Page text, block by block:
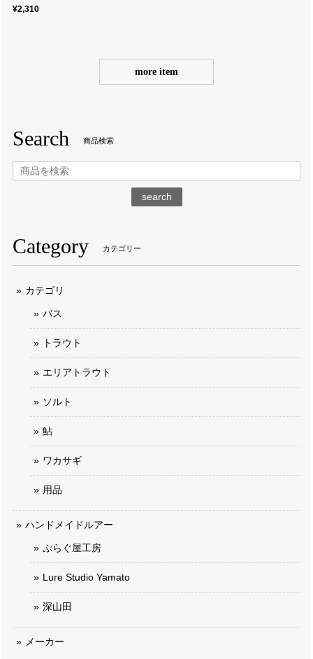
¥2,310
more item
Search 商品検索
search
Category カテゴリー
カテゴリ
バス
トラウト
エリアトラウト
ソルト
鮎
ワカサギ
用品
ハンドメイドルアー
ぷらぐ屋工房
Lure Studio Yamato
深山田
メーカー